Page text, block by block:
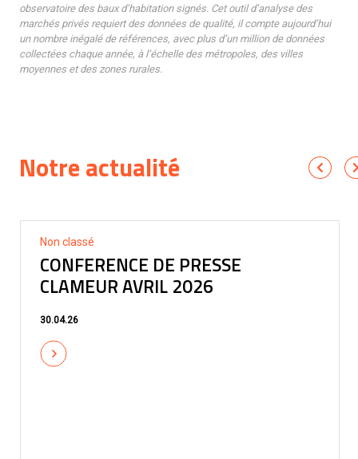
observatoire des baux d’habitation signés. Cet outil d’analyse des
marchés privés requiert des données de qualité, il compte aujourd’hui
un nombre inégalé de références, avec plus d’un million de données
collectées chaque année, à l’échelle des métropoles, des villes
moyennes et des zones rurales.
Notre actualité
Non classé
CONFERENCE DE PRESSE
CLAMEUR AVRIL 2026
30.04.26